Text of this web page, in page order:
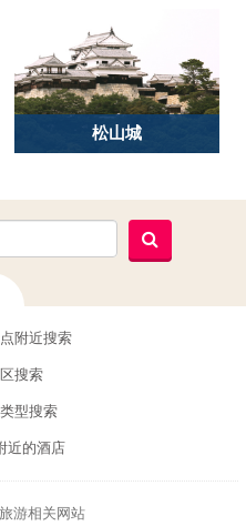
松山城
附近搜索
搜索
型搜索
近的酒店
游相关网站